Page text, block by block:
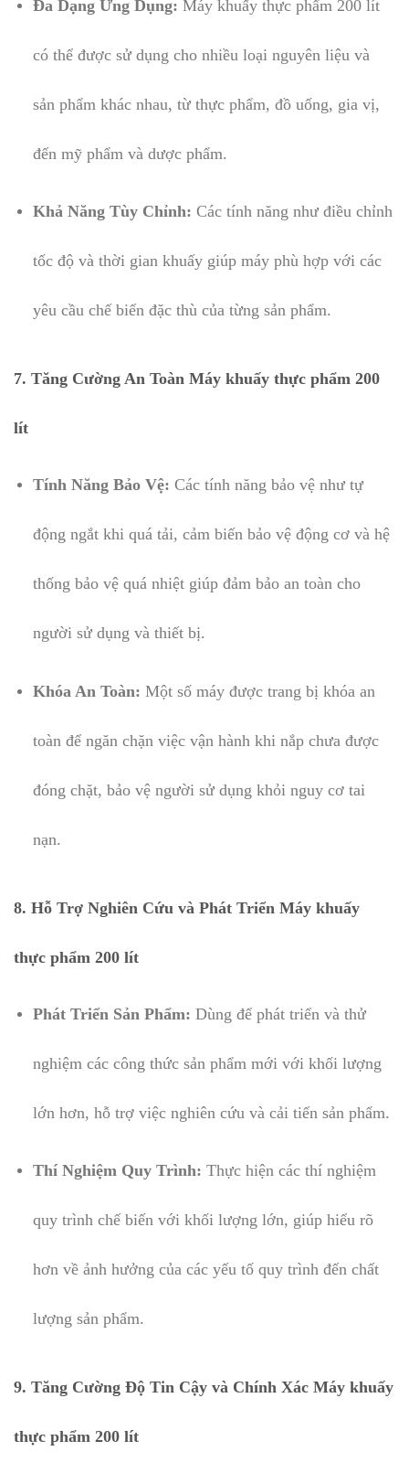
Đa Dạng Ứng Dụng: Máy khuấy thực phẩm 200 lít
có thể được sử dụng cho nhiều loại nguyên liệu và
sản phẩm khác nhau, từ thực phẩm, đồ uống, gia vị,
đến mỹ phẩm và dược phẩm.
Khả Năng Tùy Chỉnh: Các tính năng như điều chỉnh
tốc độ và thời gian khuấy giúp máy phù hợp với các
yêu cầu chế biến đặc thù của từng sản phẩm.
7. Tăng Cường An Toàn Máy khuấy thực phẩm 200
lít
Tính Năng Bảo Vệ: Các tính năng bảo vệ như tự
động ngắt khi quá tải, cảm biến bảo vệ động cơ và hệ
thống bảo vệ quá nhiệt giúp đảm bảo an toàn cho
người sử dụng và thiết bị.
Khóa An Toàn: Một số máy được trang bị khóa an
toàn để ngăn chặn việc vận hành khi nắp chưa được
đóng chặt, bảo vệ người sử dụng khỏi nguy cơ tai
nạn.
8. Hỗ Trợ Nghiên Cứu và Phát Triển Máy khuấy
thực phẩm 200 lít
Phát Triển Sản Phẩm: Dùng để phát triển và thử
nghiệm các công thức sản phẩm mới với khối lượng
lớn hơn, hỗ trợ việc nghiên cứu và cải tiến sản phẩm.
Thí Nghiệm Quy Trình: Thực hiện các thí nghiệm
quy trình chế biến với khối lượng lớn, giúp hiểu rõ
hơn về ảnh hưởng của các yếu tố quy trình đến chất
lượng sản phẩm.
9. Tăng Cường Độ Tin Cậy và Chính Xác Máy khuấy
thực phẩm 200 lít